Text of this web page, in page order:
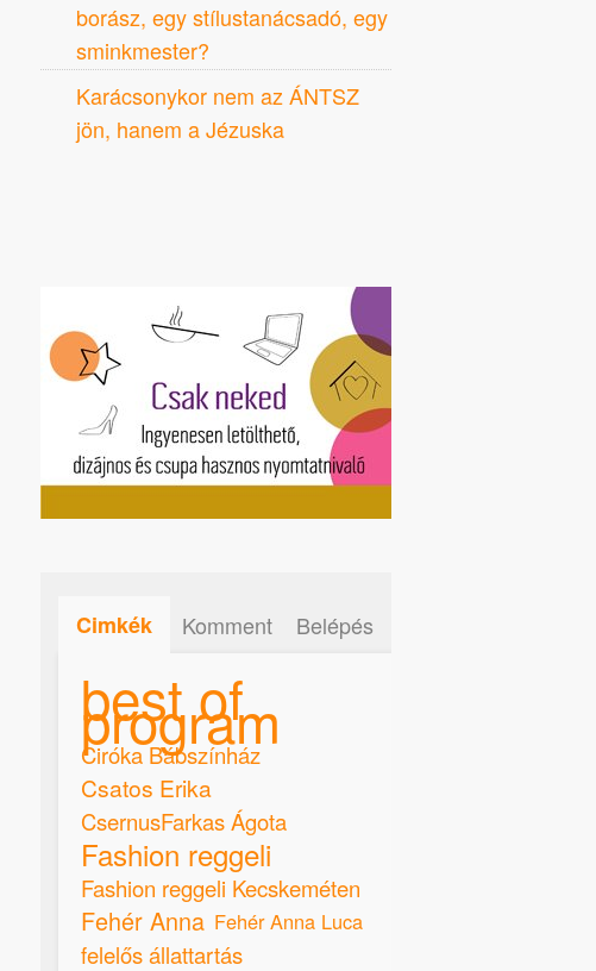
borász, egy stílustanácsadó, egy
sminkmester?
Karácsonykor nem az ÁNTSZ
jön, hanem a Jézuska
Cimkék Komment Belépés
best of
program
Ciróka Bábszínház
Csatos Erika
CsernusFarkas Ágota
Fashion reggeli
Fashion reggeli Kecskeméten
Fehér Anna Fehér Anna Luca
felelős állattartás